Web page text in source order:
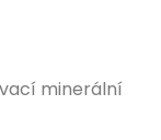
minerální